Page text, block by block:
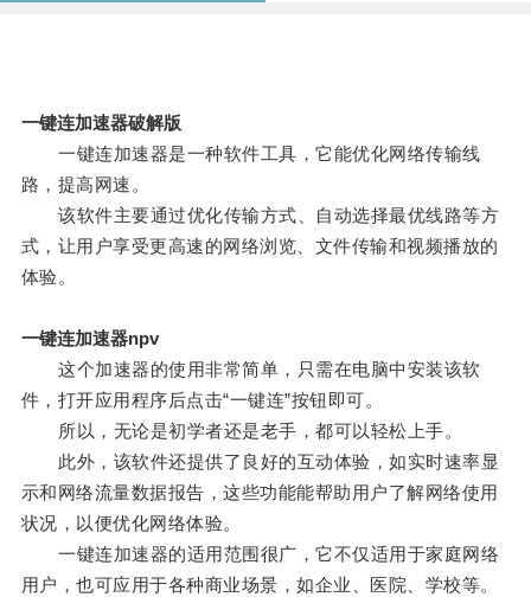
一键连加速器破解版
一键连加速器是一种软件工具，它能优化网络传输线
路，提高网速。
该软件主要通过优化传输方式、自动选择最优线路等方
式，让用户享受更高速的网络浏览、文件传输和视频播放的
体验。
一键连加速器npv
这个加速器的使用非常简单，只需在电脑中安装该软
件，打开应用程序后点击“一键连”按钮即可。
所以，无论是初学者还是老手，都可以轻松上手。
此外，该软件还提供了良好的互动体验，如实时速率显
示和网络流量数据报告，这些功能能帮助用户了解网络使用
状况，以便优化网络体验。
一键连加速器的适用范围很广，它不仅适用于家庭网络
用户，也可应用于各种商业场景，如企业、医院、学校等。